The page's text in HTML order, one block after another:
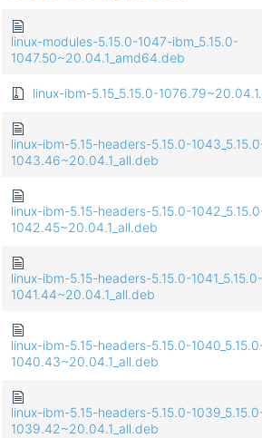
linux-modules-5.15.0-1047-ibm_5.15.0-
1047.50~20.04.1_amd64.deb
linux-ibm-5.15_5.15.0-
linux-ibm-5.15-headers-5.15.0-
1043.46~20.04.1_all.deb
linux-ibm-5.15-headers-5.15.0-
1042.45~20.04.1_all.deb
linux-ibm-5.15-headers-5.15.0-1041_5.15.0-
1041.44~20.04.1_all.deb
linux-ibm-5.15-headers-5.15.0-
1040.43~20.04.1_all.deb
linux-ibm-5.15-headers-5.15.0-
1039.42~20.04.1_all.deb